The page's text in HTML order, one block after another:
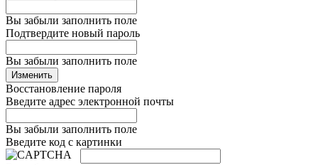
Вы забыли заполнить поле
Подтвердите новый пароль
Вы забыли заполнить поле
Изменить
Восстановление пароля
Введите адрес электронной почты
Вы забыли заполнить поле
Введите код с картинки